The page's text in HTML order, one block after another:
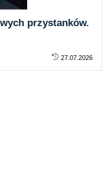
przystanków.
27.07.2026